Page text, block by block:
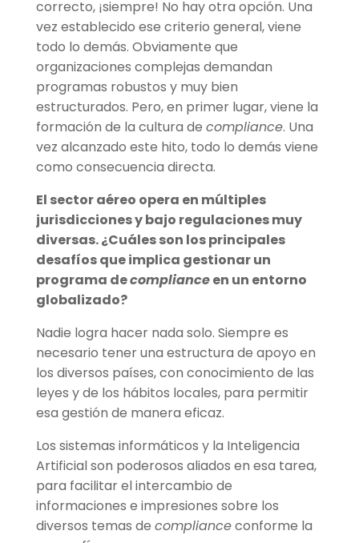
correcto, ¡siempre! No hay otra opción. Una
vez establecido ese criterio general, viene
todo lo demás. Obviamente que
organizaciones complejas demandan
programas robustos y muy bien
estructurados. Pero, en primer lugar, viene la
formación de la cultura de compliance. Una
vez alcanzado este hito, todo lo demás viene
como consecuencia directa.
El sector aéreo opera en múltiples
jurisdicciones y bajo regulaciones muy
diversas. ¿Cuáles son los principales
desafíos que implica gestionar un
programa decomplianceen un entorno
globalizado?
Nadie logra hacer nada solo. Siempre es
necesario tener una estructura de apoyo en
los diversos países, con conocimiento de las
leyes y de los hábitos locales, para permitir
esa gestión de manera eficaz.
Los sistemas informáticos y la Inteligencia
Artificial son poderosos aliados en esa tarea,
para facilitar el intercambio de
informaciones e impresiones sobre los
diversos temas de complianceconforme la